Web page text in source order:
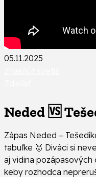
05.11.2025
Neded 🆚
Zápas Neded –
tabuľke 🥇 Diváci si
aj vidina
keby rozhodca